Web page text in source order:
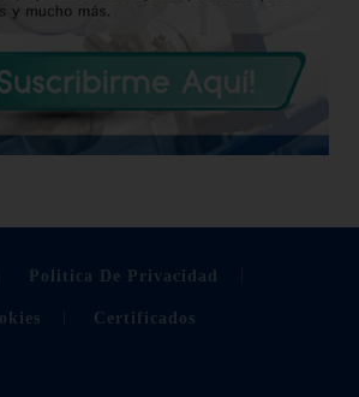
Politica De Privacidad
Certificados